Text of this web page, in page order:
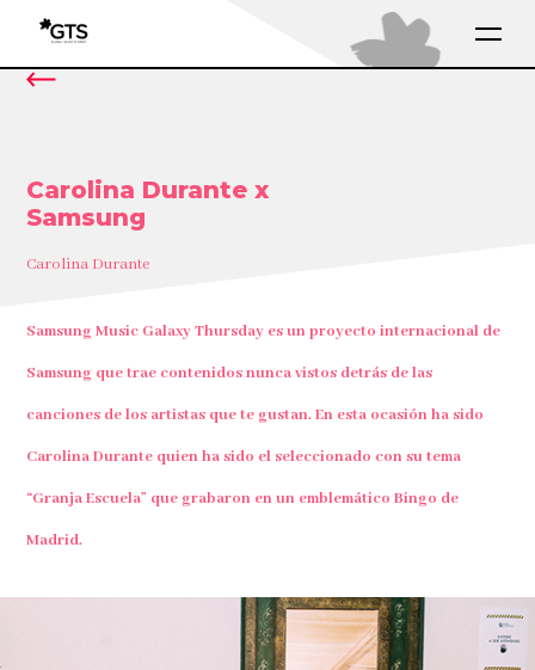
Carolina Durante x
Samsung
Carolina Durante
Samsung Music Galaxy Thursday es un proyecto internacional de
Samsung que trae contenidos nunca vistos detrás de las
canciones de los artistas que te gustan. En esta ocasión ha sido
Carolina Durante quien ha sido el seleccionado con su tema
“Granja Escuela” que grabaron en un emblemático Bingo de
Madrid.